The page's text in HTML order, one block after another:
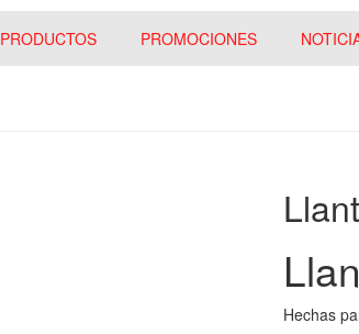
PRODUCTOS PROMOCIONES
Hechas